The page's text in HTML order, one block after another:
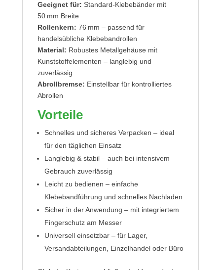
Geeignet für: Standard-Klebebänder mit
50 mm Breite
Rollenkern: 76 mm – passend für
handelsübliche Klebebandrollen
Material: Robustes Metallgehäuse mit
Kunststoffelementen – langlebig und
zuverlässig
Abrollbremse: Einstellbar für kontrolliertes
Abrollen
Vorteile
Schnelles und sicheres Verpacken – ideal
für den täglichen Einsatz
Langlebig & stabil – auch bei intensivem
Gebrauch zuverlässig
Leicht zu bedienen – einfache
Klebebandführung und schnelles Nachladen
Sicher in der Anwendung – mit integriertem
Fingerschutz am Messer
Universell einsetzbar – für Lager,
Versandabteilungen, Einzelhandel oder Büro